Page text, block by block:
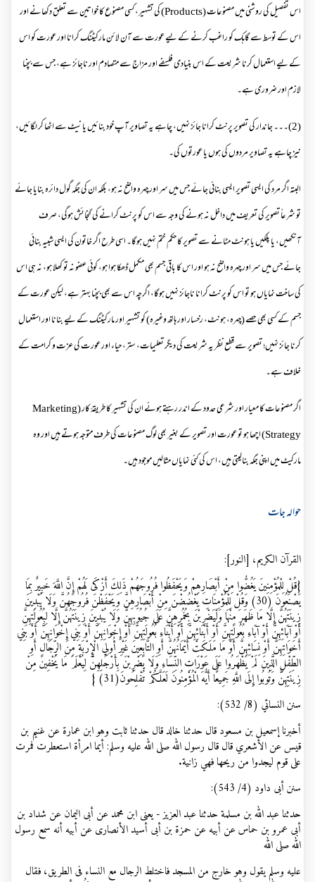
اس تفصیل کی روشنی میں مصنوعات (Products) کی تشہیر، کسی مصنوع کا خواتین سے تعلق دکھانے اور
اس کے توسط سے گاہک کو راغب کرنے کے لیے عورت سے آن لائن مارکیٹنگ کرانا اور عورت کو اس
کے لیے استعمال کرنا شریعت کے اس بنیادی فلسفے اور مزاج سے متصادم اور ناجائز ہے، جس سے بچنا
لازم اور ضروری ہے۔
(2)۔۔۔ جاندار کی تصویر پرنٹ کرانا جائز نہیں، چاہے یہ تصاویر آپ خود بنائیں یا نیٹ سے اٹھا کر لگائیں،
نیز چاہے یہ تصاویر مردوں کی ہوں یا عورتوں کی۔
البتہ اگر مرد کی ایسی تصویر ایسی بنائی جائے جس میں سر اور چہرہ واضح نہ ہو، بلکہ ان کی جگہ گول دائرہ بنایا جائے
تو شرعاً تصویر کی تعریف میں داخل نہ ہونے کی وجہ سے اس کو پرنٹ کرانے کی گنجائش ہوگی، صرف
آنکھیں، یا پلکیں یا ہونٹ مٹانے سے تصویر کا حکم ختم نہیں ہوگا۔ اسی طرح اگر خاتون کی ایسی شبیہ بنائی
جائے جس میں سر اور چہرہ واضح نہ ہو اور اس کا باقی جسم بھی مکمل ڈھکا ہوا ہو، کوئی عضو نہ تو کھلا ہو، نہ ہی اس
کی ساخت نمایاں ہو تو اس کو پرنٹ کرانا ناجائز نہیں ہوگا، اگرچہ اس سے بھی بچنا بہتر ہے، لیکن عورت کے
جسم کے کسی بھی حصے (چہرہ، ہونٹ، رخسار اور ہاتھ وغیرہ) کو تشہیر اور مارکیٹنگ کے لیے بنانا اور استعمال
کرنا جائز نہیں؛ تصویر سے قطع نظر یہ شریعت کی دیگر تعلیمات، ستر، حیاء اور عورت کی عزت و کرامت کے
خلاف ہے۔
اگر مصنوعات کا معیار اور شرعی حدود کے اندر رہتے ہوئے ان کی تشہیر کا طریقۂ کار (Marketing
Strategy) اچھا ہو تو عورت اور تصویر کے بغیر بھی لوگ مصنوعات کی طرف متوجہ ہوتے ہیں اور وہ
مارکیٹ میں اپنی جگہ بنالیتی ہیں، اس کی کئی نمایاں مثالیں موجود ہیں۔
حوالہ جات
القرآن الکریم، [النور]:
{قُلْ لِلْمُؤْمِنِينَ يَغُضُّوا مِنْ أَبْصَارِهِمْ وَيَحْفَظُوا فُرُوجَهُمْ ذَلِكَ أَزْكَى لَهُمْ إِنَّ اللَّهَ خَبِيرٌ بِمَا
يَصْنَعُونَ (30) وَقُلْ لِلْمُؤْمِنَاتِ يَغْضُضْنَ مِنْ أَبْصَارِهِنَّ وَيَحْفَظْنَ فُرُوجَهُنَّ وَلَا يُبْدِينَ
زِينَتَهُنَّ إِلَّا مَا ظَهَرَ مِنْهَا وَلْيَضْرِبْنَ بِخُمُرِهِنَّ عَلَى جُيُوبِهِنَّ وَلَا يُبْدِينَ زِينَتَهُنَّ إِلَّا لِبُعُولَتِهِنَّ
أَوْ آبَائِهِنَّ أَوْ آبَاءِ بُعُولَتِهِنَّ أَوْ أَبْنَائِهِنَّ أَوْ أَبْنَاءِ بُعُولَتِهِنَّ أَوْ إِخْوَانِهِنَّ أَوْ بَنِي إِخْوَانِهِنَّ أَوْ بَنِي
أَخَوَاتِهِنَّ أَوْ نِسَائِهِنَّ أَوْ مَا مَلَكَتْ أَيْمَانُهُنَّ أَوِ التَّابِعِينَ غَيْرِ أُولِي الْإِرْبَةِ مِنَ الرِّجَالِ أَوِ
الطِّفْلِ الَّذِينَ لَمْ يَظْهَرُوا عَلَى عَوْرَاتِ النِّسَاءِ وَلَا يَضْرِبْنَ بِأَرْجُلِهِنَّ لِيُعْلَمَ مَا يُخْفِينَ مِنْ
زِينَتِهِنَّ وَتُوبُوا إِلَى اللَّهِ جَمِيعًا أَيُّهَ الْمُؤْمِنُونَ لَعَلَّكُمْ تُفْلِحُونَ(31) }
سنن النسائي (8/ 532):
أخبرنا إسمعيل بن مسعود قال حدثنا خالد قال حدثنا ثابت وهو ابن عمارة عن غنيم بن
قيس عن الأشعري قال قال رسول الله صلى الله عليه وسلم: أيما امرأة استعطرت فمرت
على قوم ليجدوا من ريحها فهي زانية.
سنن أبى داود (4/ 543):
حدثنا عبد الله بن مسلمة حدثنا عبد العزيز - يعنى ابن محمد عن أبى اليمان عن شداد بن
أبى عمرو بن حماس عن أبيه عن حمزة بن أبى أسيد الأنصارى عن أبيه أنه سمع رسول
الله صلى الله
عليه وسلم يقول وهو خارج من المسجد فاختلط الرجال مع النساء فى الطريق، فقال